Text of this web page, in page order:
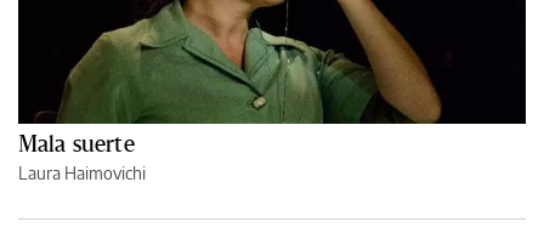
Mala suerte
Laura Haimovichi